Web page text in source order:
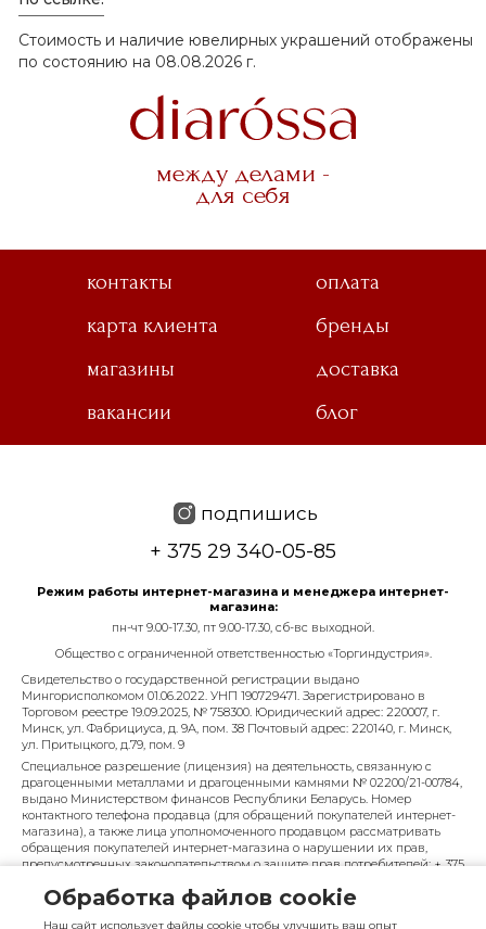
Стоимость и наличие ювелирных украшений отображены
по состоянию на 08.08.2026 г.
между делами -
для себя
контакты
оплата
карта клиента
бренды
магазины
доставка
вакансии
блог
подпишись
+ 375 29 340-05-85
Режим работы интернет-магазина и менеджера интернет-
магазина:
пн-чт 9.00-17.30, пт 9.00-17.30, сб-вс выходной.
Общество с ограниченной ответственностью «Торгиндустрия».
Свидетельство о государственной регистрации выдано
Мингорисполкомом 01.06.2022. УНП 190729471. Зарегистрировано в
Торговом реестре 19.09.2025, № 758300. Юридический адрес: 220007, г.
Минск, ул. Фабрициуса, д. 9А, пом. 38 Почтовый адрес: 220140, г. Минск,
ул. Притыцкого, д.79, пом. 9
Специальное разрешение (лицензия) на деятельность, связанную с
драгоценными металлами и драгоценными камнями № 02200/21-00784,
выдано Министерством финансов Республики Беларусь. Номер
контактного телефона продавца (для обращений покупателей интернет-
магазина), а также лица уполномоченного продавцом рассматривать
обращения покупателей интернет-магазина о нарушении их прав,
предусмотренных законодательством о защите прав потребителей: + 375
управления по работе с обращениями граждан и юридических лиц
Минского городского исполнительного комитета, администрация
Обработка файлов cookie
Наш сайт использует файлы cookie чтобы улучшить ваш опыт